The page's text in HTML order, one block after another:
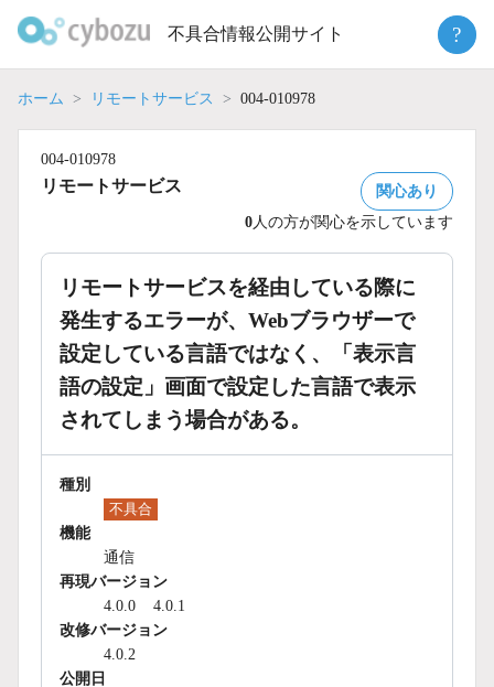
不具合情報公開サイト ?
ホーム リモートサービス 004-010978
004-010978
リモートサービス
関心あり
0 人の方が関心を示しています
リモートサービスを経由している際に
発生するエラーが、Webブラウザーで
設定している言語ではなく、「表示言
語の設定」画面で設定した言語で表示
されてしまう場合がある。
種別
不具合
機能
通信
再現バージョン
4.0.0
4.0.1
改修バージョン
4.0.2
公開日